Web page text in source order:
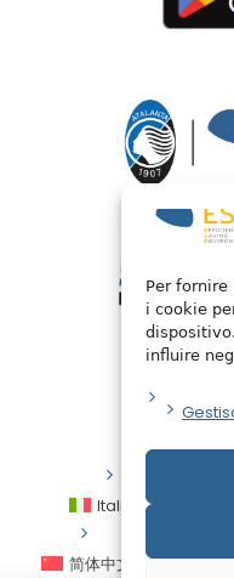
Per
i cookie
influire
Italiano
简体中文